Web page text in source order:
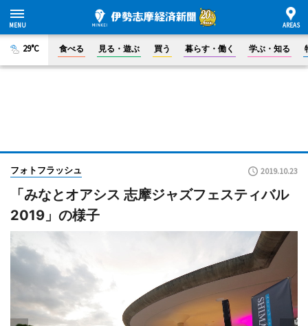
29°C 食べる 見る・遊ぶ 買う 暮らす・働く 学ぶ・知る
フォトフラッシュ 2019.10.23
「みなとオアシス 志摩ジャズフェスティバル
2019」の様子